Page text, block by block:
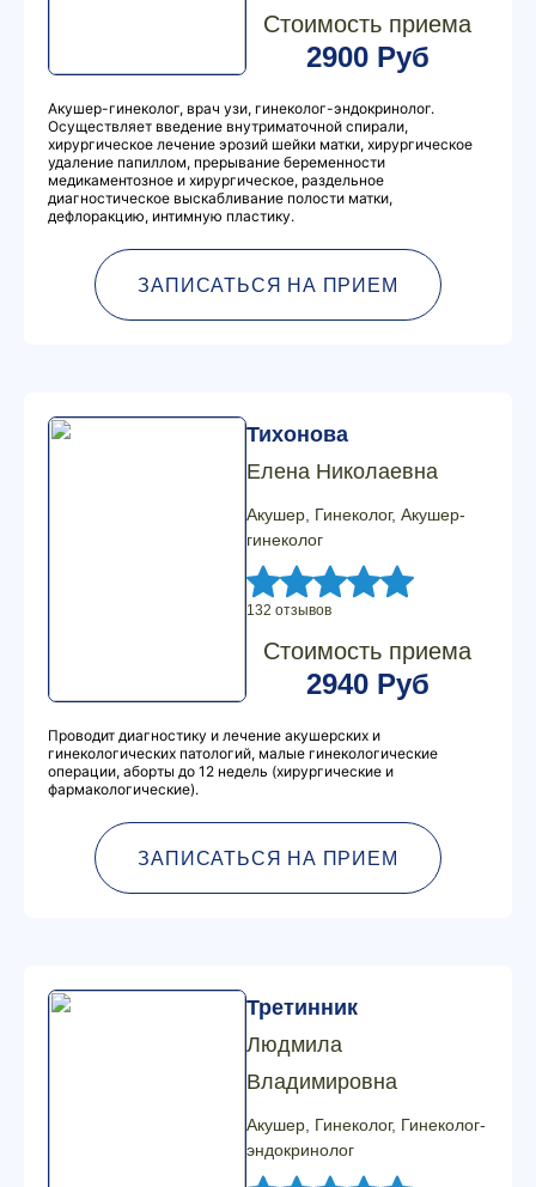
Стоимость приема
2900 Руб
Акушер-гинеколог, врач узи, гинеколог-эндокринолог.
Осуществляет введение внутриматочной спирали,
хирургическое лечение эрозий шейки матки, хирургическое
удаление папиллом, прерывание беременности
медикаментозное и хирургическое, раздельное
диагностическое выскабливание полости матки,
дефлоракцию, интимную пластику.
ЗАПИСАТЬСЯ НА ПРИЕМ
Тихонова
Елена Николаевна
Акушер, Гинеколог, Акушер-
гинеколог
132 отзывов
Стоимость приема
2940 Руб
Проводит диагностику и лечение акушерских и
гинекологических патологий, малые гинекологические
операции, аборты до 12 недель (хирургические и
фармакологические).
ЗАПИСАТЬСЯ НА ПРИЕМ
Третинник
Людмила
Владимировна
Акушер, Гинеколог, Гинеколог-
эндокринолог